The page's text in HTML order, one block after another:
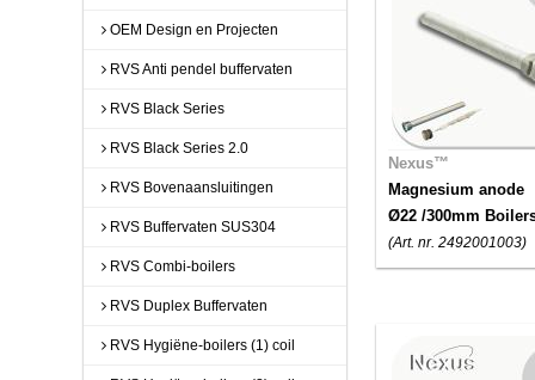
OEM Design en Projecten
RVS Anti pendel buffervaten
RVS Black Series
RVS Black Series 2.0
RVS Bovenaansluitingen
RVS Buffervaten SUS304
RVS Combi-boilers
RVS Duplex Buffervaten
RVS Hygiëne-boilers (1) coil
Nexus™
Magnesium anode
Ø22 /300mm
(Art. nr. 2492001003)